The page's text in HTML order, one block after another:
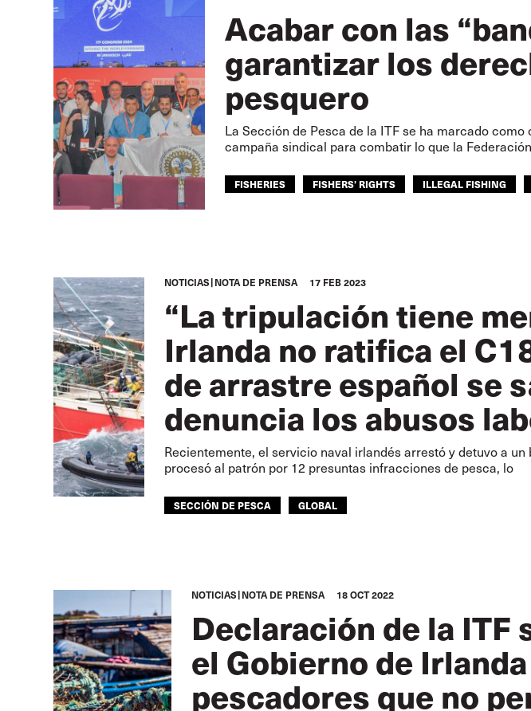
Acabar con las
garantizar los
pesquero
La Sección de Pesca de la ITF se ha marcado
campaña sindical para combatir lo que la
FISHERIES FISHERS’ RIGHTS ILLEGAL FISHING
NOTICIAS NOTA DE PRENSA 17 FEB 2023
“La tripulación tiene
Irlanda no ratifica el
de arrastre español se
denuncia los abusos
Recientemente, el servicio naval irlandés arrestó y detuvo a
procesó al patrón por 12 presuntas infracciones de pesca, lo
SECCIÓN DE PESCA GLOBAL
NOTICIAS NOTA DE PRENSA 18 OCT 2022
Declaración de la ITF
el Gobierno de
pescadores que no